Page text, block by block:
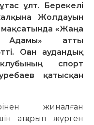
ұлт. Берекелі
Жолдауын
мақсатында «Жаңа
Адамы» атты
Оған аудандық
спорт
қатысқан
жи­­­­налған
атқарып жүрген